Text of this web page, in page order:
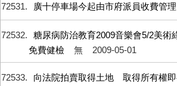
72531 廣十停車場今起由市府派員收費管理
72532
糖尿病防治教育2009音樂會5/2美
免費健檢
無 2009-05-01
72533
向法院拍賣取得土地 取得所有權